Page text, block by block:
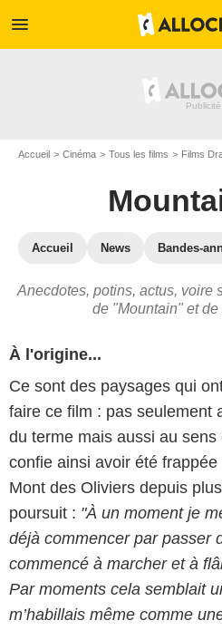
menu
Accueil Cinéma Tous les films Films
Accueil News Bandes-
Anecdotes, potins, actus, voire
de "Mountain" et
À l'origine...
Ce sont des paysages qui
faire ce film : pas seulement
du terme mais aussi au
confie ainsi avoir été frappée
Mont des Oliviers depuis
poursuit : "À un moment je
déjà commencer par passer
commencé à marcher et à
Par moments cela semblait
m’habillais même comme